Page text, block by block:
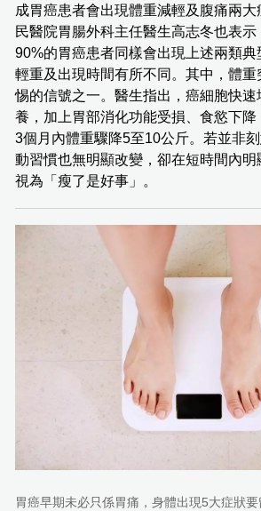
成胃癌患者會出現體重減輕及腹痛兩大
民醫院胃腸外科主任醫生高志冬也表
90%的胃癌患者同樣會出現上述兩類典
輕重及出現時間有所不同。其中，體
惕的信號之一。醫生指出，癌細胞快
養，加上胃部消化功能受損、食慾下
3個月內體重驟降5至10公斤。若並非
動習慣也無明顯改變，卻在短時間內明
視為「瘦了是好事」。
胃癌早期未必只係胃痛，身體出現5大症狀